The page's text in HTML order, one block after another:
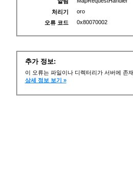
처리기
oro
오류 코드
0x80070002
추가 정보:
이 오류는 파일이나 디렉터리가 서버에 존
상세 정보 보기 »